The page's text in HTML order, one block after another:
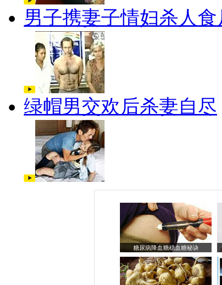
男子携妻子情妇杀人食
绿帽男交欢后杀妻自尽
糖尿病降血糖稳血糖秘诀